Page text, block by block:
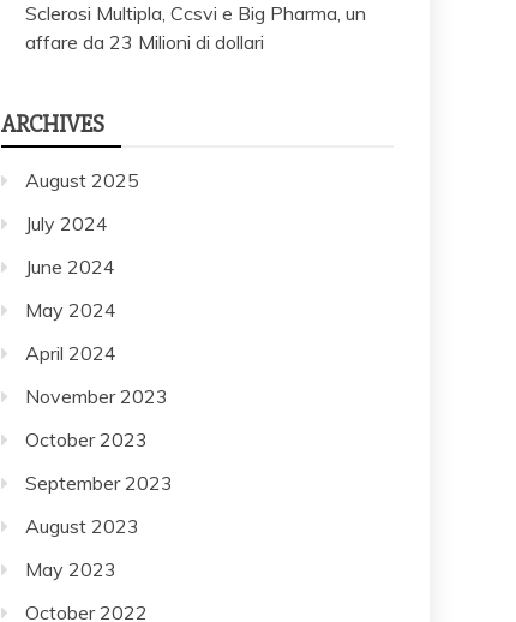
Sclerosi Multipla, Ccsvi e Big Pharma, un
affare da 23 Milioni di dollari
ARCHIVES
August 2025
July 2024
June 2024
May 2024
April 2024
November 2023
October 2023
September 2023
August 2023
May 2023
October 2022